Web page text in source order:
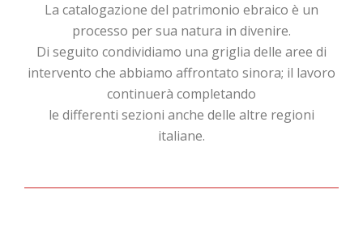
La catalogazione del patrimonio ebraico è un
processo per sua natura in divenire.
Di seguito condividiamo una griglia delle aree di
intervento che abbiamo affrontato sinora; il lavoro
continuerà completando
le differenti sezioni anche delle altre regioni
italiane.